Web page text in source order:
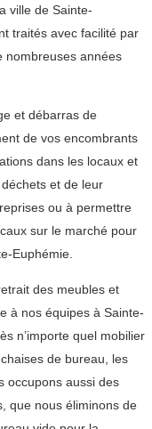
ville de Sainte-
traités avec facilité par
nombreuses années
et débarras de
de vos encombrants
dans les locaux et
et de leur
ou à permettre
sur le marché pour
Euphémie.
des meubles et
à nos équipes à Sainte-
n’importe quel mobilier
de bureau, les
occupons aussi des
que nous éliminons de